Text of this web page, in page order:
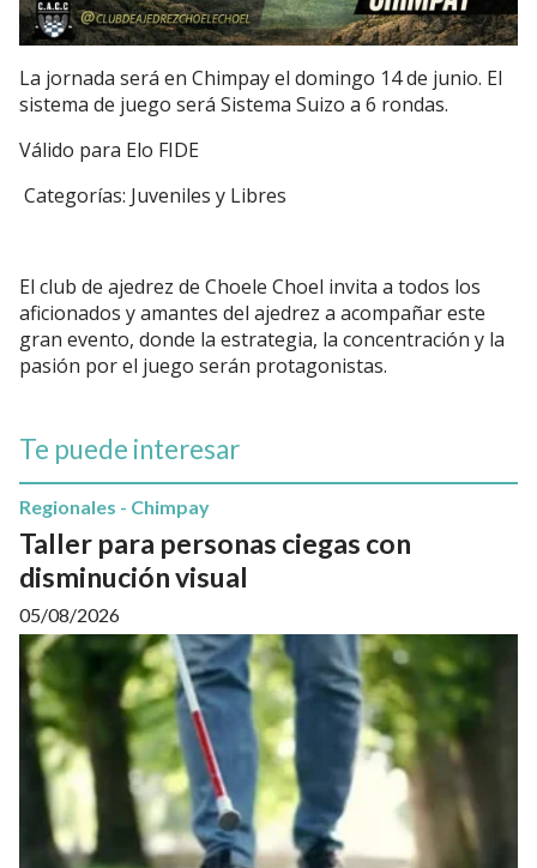
La jornada será en Chimpay el domingo 14 de junio. El
sistema de juego será Sistema Suizo a 6 rondas.
Válido para Elo FIDE
Categorías: Juveniles y Libres
El club de ajedrez de Choele Choel invita a todos los
aficionados y amantes del ajedrez a acompañar este
gran evento, donde la estrategia, la concentración y la
pasión por el juego serán protagonistas.
Te puede interesar
Taller para personas ciegas con
disminución visual
Regionales - Chimpay
05/08/2026